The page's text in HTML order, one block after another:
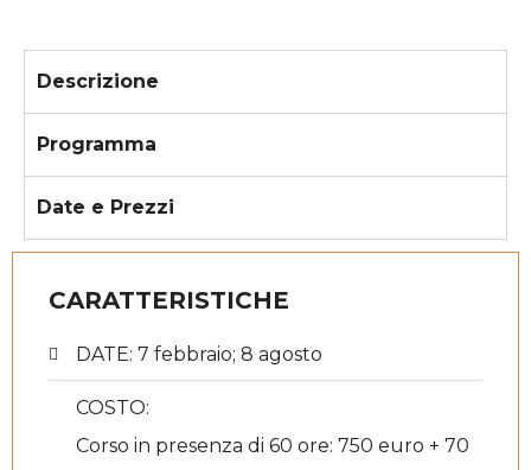
Descrizione
Programma
Date e Prezzi
CARATTERISTICHE
DATE: 7 febbraio; 8 agosto
COSTO:
Corso in presenza di 60 ore: 750 euro + 70